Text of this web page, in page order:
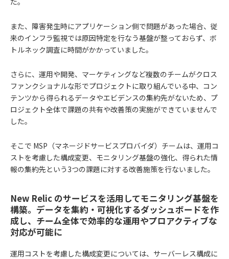
また、障害発生時にアプリケーション側で問題があった場合、従
来のインフラ監視では原因特定を行なう基盤が整っておらず、ボ
トルネック調査に時間がかかっていました。
さらに、運用や開発、マーケティングなど複数のチームがクロス
ファンクショナルな形でプロジェクトに取り組んでいる中、コン
テンツから得られるデータやエビデンスの集約先がないため、プ
ロジェクト全体で課題の共有や改善策の実施ができていませんで
した。
そこで MSP（マネージドサービスプロバイダ）チームは、運用コ
ストを考慮した構成変更、モニタリング基盤の強化、得られた情
報の集約先という3つの課題に対する改善施策を行ないました。
New Relic のサービスを活用してモニタリング基盤を
構築。データを集約・可視化するダッシュボードを作
成し、チーム全体で効率的な運用やプロアクティブな
対応が可能に
運用コストを考慮した構成変更については、サーバーレス構成に